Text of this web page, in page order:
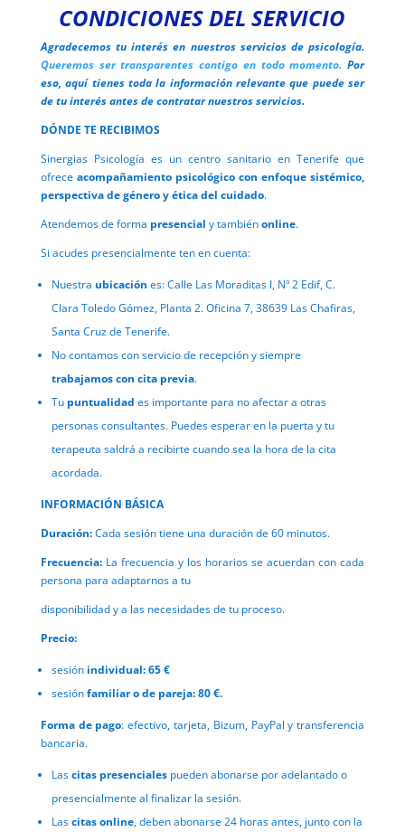
CONDICIONES DEL SERVICIO
Agradecemos tu interés en nuestros servicios de psicología.
Queremos ser transparentes contigo en todo momento. Por
eso, aquí tienes toda la información relevante que puede ser
de tu interés antes de contratar nuestros servicios.
DÓNDE TE RECIBIMOS
Sinergias Psicología es un centro sanitario en Tenerife que
ofrece acompañamiento psicológico conenfoque sistémico,
perspectiva de género y ética del cuidado.
Atendemos de forma presencial y tambiénonline.
Si acudes presencialmente ten en cuenta:
Nuestra ubicación es: Calle Las Moraditas I, Nº 2 Edif, C.
Clara Toledo Gómez, Planta 2. Oficina 7, 38639 Las Chafiras,
Santa Cruz de Tenerife.
No contamos con servicio de recepción y siempre
trabajamos con cita previa.
Tu puntualidad es importante para no afectar a otras
personas consultantes. Puedes esperar en la puerta y tu
terapeuta saldrá a recibirte cuando sea la hora de la cita
acordada.
INFORMACIÓN BÁSICA
Duración:Cada sesión tiene una duración de 60 minutos.
Frecuencia:La frecuencia y los horarios se acuerdan con cada
persona para adaptarnos a tu
disponibilidad y a las necesidades de tu proceso.
Precio:
sesiónindividual: 65 €
sesiónfamiliar o de pareja: 80 €.
Forma de pago: efectivo, tarjeta, Bizum, PayPal y transferencia
bancaria.
Lascitas presencialespueden abonarse por adelantado o
presencialmente al finalizar la sesión.
Lascitas online, deben abonarse 24 horas antes, junto con la